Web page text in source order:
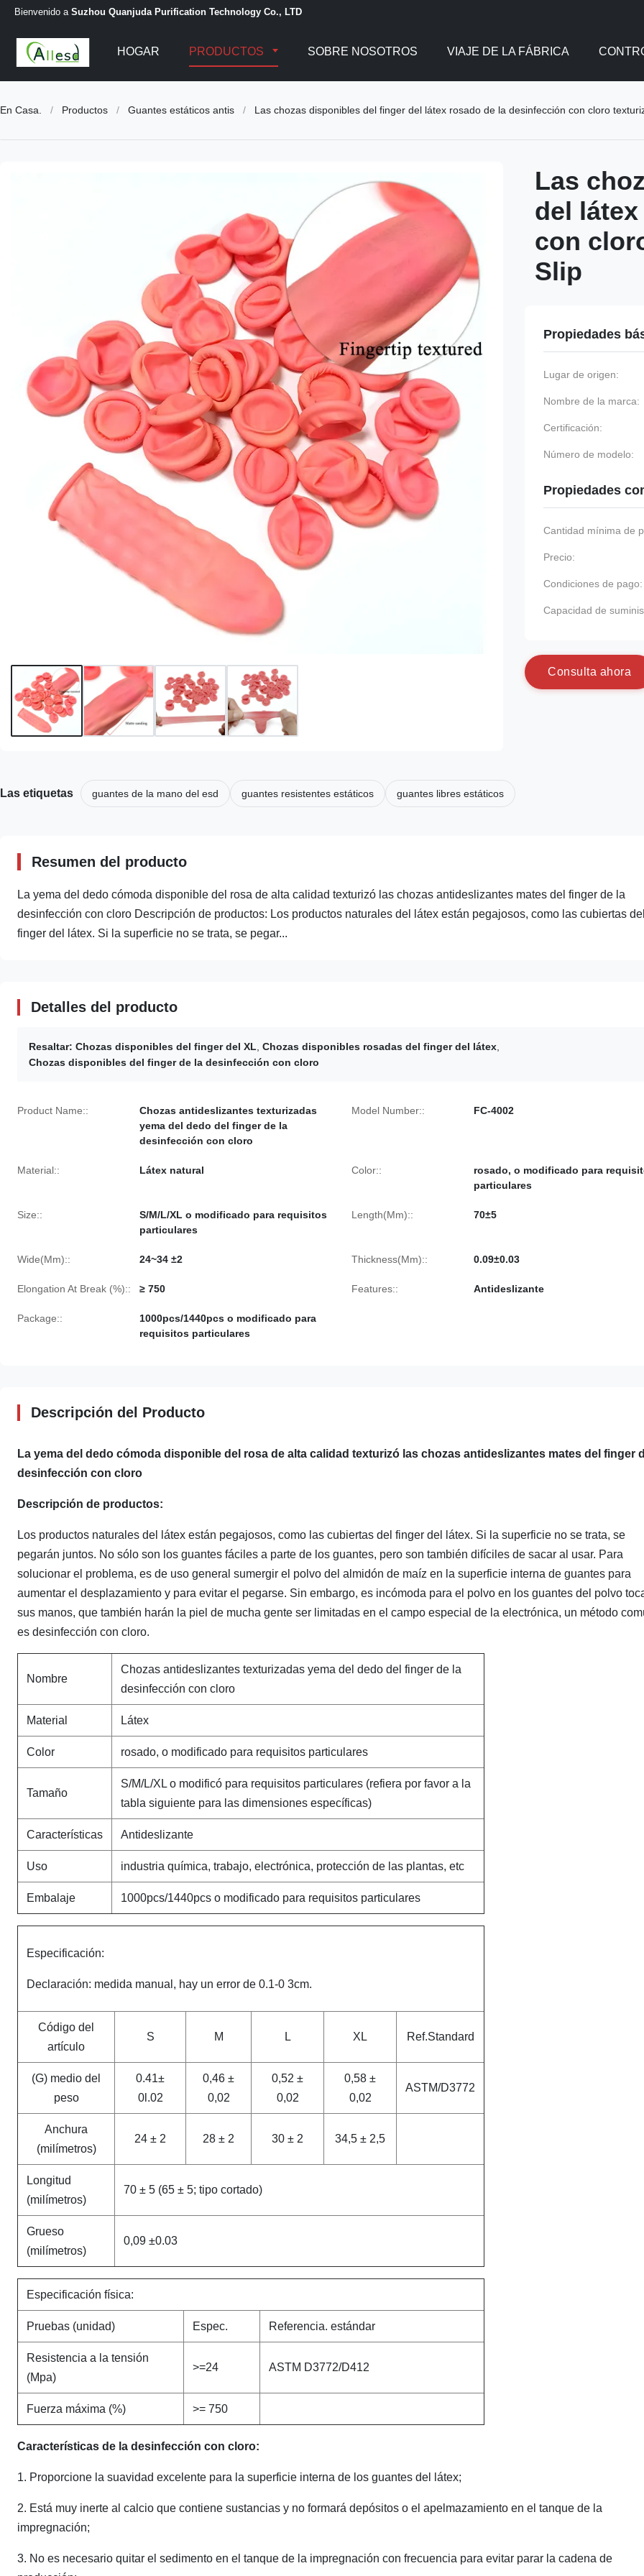
Bienvenido a Suzhou Quanjuda Purification Technology Co., LTD
HOGAR PRODUCTOS SOBRE NOSOTROS VIAJE DE LA FÁBRICA
En Casa. / Productos / Guantes estáticos antis / Las chozas disponibles del finger del látex rosado de la desinfección con cloro
Las
del
con
Slip
Propiedades
Lugar de origen:
Nombre de la marca:
Certificación:
Número de modelo:
Propiedades
Cantidad mínima de
Precio:
Condiciones de pago:
Capacidad de
Consu ta ahora
Las etiquetas guantes de la mano del esd guantes resistentes estáticos guantes libres estáticos
Resumen del producto
La yema del dedo cómoda disponible del rosa de alta calidad texturizó las chozas antideslizantes mates del finger de la
desinfección con cloro Descripción de productos: Los productos naturales del látex están pegajosos, como las cubiertas
finger del látex. Si la superficie no se trata, se pegar...
Detalles del producto
Resaltar: Chozas disponibles del finger del XL Chozas disponibles rosadas del finger del látex
Chozas disponibles del finger de la desinfección con cloro
Product Name::
Chozas antideslizantes texturizadas
yema del dedo del finger de la
desinfección con cloro
Model Number:: FC-4002
Material:: Látex natural Color::
rosado, o modificado para
particulares
Size::
S/M/L/XL o modificado para requisitos
particulares
Length(Mm):: 70±5
Wide(Mm):: 24~34 ±2 Thickness(Mm):: 0.09±0.03
Elongation At Break (%):: ≥ 750 Features:: Antideslizante
Package::
1000pcs/1440pcs o modificado para
requisitos particulares
Descripción del Producto
La yema del dedo cómoda disponible del rosa de alta calidad texturizó las chozas antideslizantes mates del finger
desinfección con cloro
Descripción de productos:
Los productos naturales del látex están pegajosos, como las cubiertas del finger del látex. Si la superficie no se trata, se
pegarán juntos. No sólo son los guantes fáciles a parte de los guantes, pero son también difíciles de sacar al usar. Para
solucionar el problema, es de uso general sumergir el polvo del almidón de maíz en la superficie interna de guantes para
aumentar el desplazamiento y para evitar el pegarse. Sin embargo, es incómoda para el polvo en los guantes del polvo
sus manos, que también harán la piel de mucha gente ser limitadas en el campo especial de la electrónica, un método
es desinfección con cloro.
Nombre
Chozas antideslizantes texturizadas yema del dedo del finger de la
desinfección con cloro
Material Látex
Color rosado, o modificado para requisitos particulares
Tamaño
S/M/L/XL o modificó para requisitos particulares (refiera por favor a la
tabla siguiente para las dimensiones específicas)
Características Antideslizante
Uso industria química, trabajo, electrónica, protección de las plantas, etc
Embalaje 1000pcs/1440pcs o modificado para requisitos particulares
Especificación:
Declaración: medida manual, hay un error de 0.1-0 3cm.
Código del
artículo
S M L XL Ref.Standard
(G) medio del
peso
0.41±
0l.02
0,46 ±
0,02
0,52 ±
0,02
0,58 ±
0,02
ASTM/D3772
Anchura
(milímetros)
24 ± 2 28 ± 2 30 ± 2 34,5 ± 2,5
Longitud
(milímetros)
70 ± 5 (65 ± 5; tipo cortado)
Grueso
(milímetros)
0,09 ±0.03
Especificación física:
Pruebas (unidad) Espec. Referencia. estándar
Resistencia a la tensión
(Mpa)
>=24 ASTM D3772/D412
Fuerza máxima (%) >= 750
Características de la desinfección con cloro:
1. Proporcione la suavidad excelente para la superficie interna de los guantes del látex;
2. Está muy inerte al calcio que contiene sustancias y no formará depósitos o el apelmazamiento en el tanque de la
impregnación;
3. No es necesario quitar el sedimento en el tanque de la impregnación con frecuencia para evitar parar la cadena de